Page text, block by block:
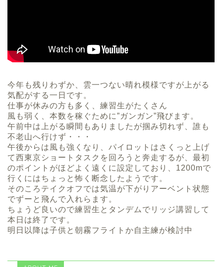
今年も残りわずか、雲一つない晴れ模様ですが上がる
気配がする一日です。
仕事が休みの方も多く、練習生がたくさん
風も弱く、本数を稼ぐために”ガンガン”飛びます。
午前中は上がる瞬間もありましたが掴み切れず、誰も
不老山へ行けず・・・
午後からは風も強くなり、パイロットはさくっと上げ
て西東京ショートタスクを回ろうと奔走するが、最初
のポイントがほどよく遠くに設定しており、1200mで
行くにはちょっと怖く断念したようです。
そのころテイクオフでは気温が下がりアーベント状態
でずーと飛んで入れらます。
ちょうど良いので練習生とタンデムでリッジ講習して
本日は終了です。
明日以降は子供と朝霧フライトか自主練が検討中